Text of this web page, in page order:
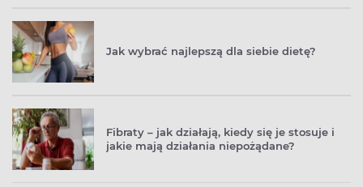
Jak wybrać najlepszą dla siebie dietę?
Fibraty – jak działają, kiedy się je stosuje i
jakie mają działania niepożądane?